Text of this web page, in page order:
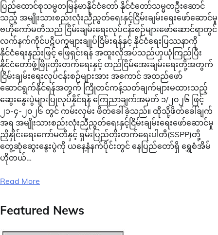
ပြည်ထောင်စုသမ္မတမြန်မာနိုင်ငံတော် နိုင်ငံတော်သမ္မတဦးဆောင်
သည့် အမျိုးသားစည်းလုံးညီညွတ်ရေးနှင့်ငြိမ်းချမ်းရေးဖော်ဆောင်မှု
ဗဟိုကော်မတီသည် ငြိမ်းချမ်းရေးလုပ်ငန်းစဉ်များဖော်ဆောင်ရာတွင်
လက်နက်ကိုင်ပဋိပက္ခများချုပ်ငြိမ်းရန်နှင့် နိုင်ငံရေးပြဿနာကို
နိုင်ငံရေးနည်းဖြင့် ဖြေရှင်းရန် အထူးလိုအပ်သည်ဟုယုံကြည်ပြီး
နိုင်ငံတော်ဖွံ့ဖြိုးတိုးတက်ရေးနှင့် တည်ငြိမ်အေးချမ်းရေးတို့အတွက်
ငြိမ်းချမ်းရေးလုပ်ငန်းစဉ်များအား အကောင် အထည်ဖော်
ဆောင်ရွက်နိုင်ရန်အတွက် ကြိုတင်ကန့်သတ်ချက်များမထားသည့်
ဆွေးနွေးပွဲများပြုလုပ်နိုင်ရန် ကြေညာချက်အမှတ် ၁/၂၀၂၆ ဖြင့်
၂၁-၄-၂၀၂၆ တွင် ကမ်းလှမ်း ဖိတ်ခေါ်ခဲ့သည်။ ထိုသို့ဖိတ်ခေါ်ချက်
အရ အမျိုးသားစည်းလုံးညီညွတ်ရေးနှင့်ငြိမ်းချမ်းရေးဖော်ဆောင်မှု
ညှိနှိုင်းရေးကော်မတီနှင့် ရှမ်းပြည်တိုးတက်ရေးပါတီ(SSPP)တို့
တွေ့ဆုံဆွေးနွေးပွဲကို ယနေ့နံနက်ပိုင်းတွင် နေပြည်တော်ရှိ ရွှေစံအိမ်
ဟိုတယ်…
Read More
Featured News